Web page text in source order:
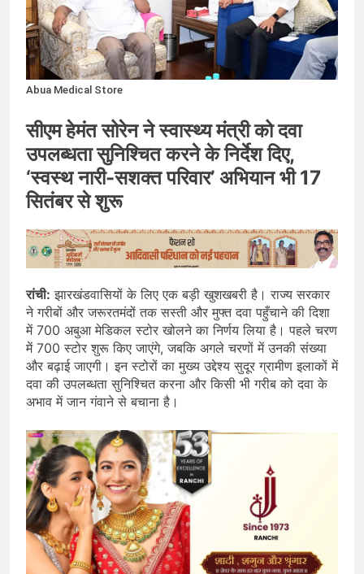
Abua Medical Store
सीएम हेमंत सोरेन ने स्वास्थ्य मंत्री को दवा
उपलब्धता सुनिश्चित करने के निर्देश दिए,
‘स्वस्थ नारी-सशक्त परिवार’ अभियान भी 17
सितंबर से शुरू
रांची: झारखंडवासियों के लिए एक बड़ी खुशखबरी है। राज्य सरकार
ने गरीबों और जरूरतमंदों तक सस्ती और मुफ्त दवा पहुँचाने की दिशा
में 700 अबुआ मेडिकल स्टोर खोलने का निर्णय लिया है। पहले चरण
में 700 स्टोर शुरू किए जाएंगे, जबकि अगले चरणों में उनकी संख्या
और बढ़ाई जाएगी। इन स्टोरों का मुख्य उद्देश्य सुदूर ग्रामीण इलाकों में
दवा की उपलब्धता सुनिश्चित करना और किसी भी गरीब को दवा के
अभाव में जान गंवाने से बचाना है।